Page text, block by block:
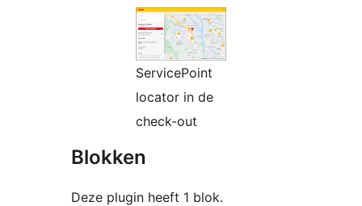
ServicePoint
locator in de
check-out
Blokken
Deze plugin heeft 1 blok.